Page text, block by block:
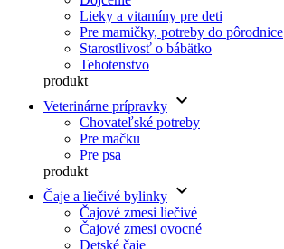
Lieky a vitamíny pre deti
Pre mamičky, potreby do pôrodnice
Starostlivosť o bábätko
Tehotenstvo
produkt
Veterinárne prípravky keyboard_arrow_down
Chovateľské potreby
Pre mačku
Pre psa
produkt
Čaje a liečivé bylinky keyboard_arrow_down
Čajové zmesi liečivé
Čajové zmesi ovocné
Detské čaje